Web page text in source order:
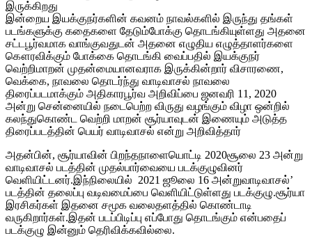
இருக்கிறது
இன்றைய இயக்குநர்களின் கவனம் நாவல்களில் இருந்து தங்கள்
படங்களுக்கு கதைகளை தேடும்போக்கு தொடங்கியுள்ளது அதனை
சட்டபூர்வமாக வாங்குவதுடன் அதனை எழுதிய எழுத்தாளர்களை
கௌரவிக்கும் போக்கை தொடங்கி வைப்பதில் இயக்குநர்
வெற்றிமாறன் முதன்மையானவராக இருக்கின்றார் விசாரணை,
வெக்கை, நாவலை தொடர்ந்து வாடிவாசல் நாவலை
திரைப்படமாக்கும் அதிகாரபூர்வ அறிவிப்பை ஜனவரி 11, 2020
அன்று சென்னையில் நடைபெற்ற விருது வழங்கும் விழா ஒன்றில்
கலந்துகொண்ட வெற்றி மாறன் சூர்யாவுடன் இணையும் அடுத்த
திரைப்படத்தின் பெயர் வாடிவாசல் என்று அறிவித்தார்
அதன்பின், சூர்யாவின் பிறந்தநாளையொட்டி 2020சூலை 23 அன்று
வாடிவாசல் படத்தின் முதல்பார்வையை படக்குழுவினர்
வெளியிட்டனர்.இந்நிலையில் 2021 ஜூலை 16 அன்றுவாடிவாசல்’
படத்தின் தலைப்பு வடிவமைப்பை வெளியிட்டுள்ளது படக்குழு.சூர்யா
இரசிகர்கள் இதனை சமூக வலைதளத்தில் கொண்டாடி
வருகிறார்கள்.இதன் படப்பிடிப்பு எப்போது தொடங்கும் என்பதைப்
படக்குழு இன்னும் தெரிவிக்கவில்லை.